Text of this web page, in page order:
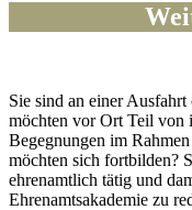
Sie sind an einer Ausfahrt
möchten vor Ort Teil von
Begegnungen im
möchten sich fortbilden?
ehrenamtlich tätig und
Ehrenamtsakademie zu